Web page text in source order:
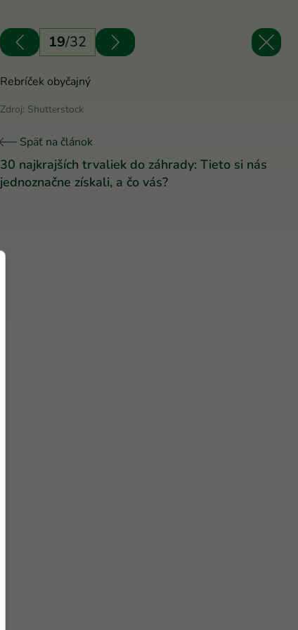
19/32
Rebríček obyčajný
Zdroj: Shutterstock
Späť na článok
30 najkrajších trvaliek do záhrady: Tieto si nás
jednoznačne získali, a čo vás?